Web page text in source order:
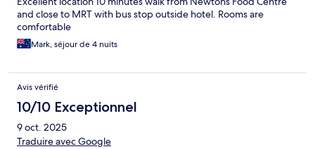
and close to MRT with bus stop outside hotel. Rooms are
comfortable
Mark, séjour de 4 nuits
Avis vérifié
10/10 Exceptionnel
9 oct. 2025
Traduire avec Google